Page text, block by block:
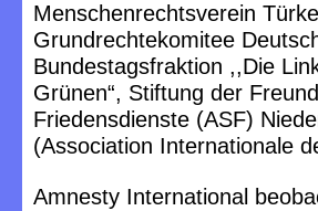
Menschenrechtsverein
Grundrechtekomitee
Bundestagsfraktion ,,Die
Grünen“, Stiftung der
Friedensdienste (ASF)
(Association Internationale
Amnesty International